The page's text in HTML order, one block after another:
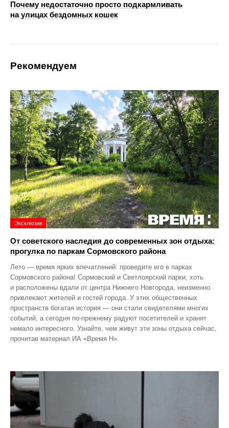
Почему недостаточно просто подкармливать
на улицах бездомных кошек
Рекомендуем
Эксклюзив
От советского наследия до современных зон отдыха:
прогулка по паркам Сормовского района
Лето — время ярких впечатлений: проведите его в парках
Сормовского района! Сормовский и Светлоярский парки, хоть
и расположены вдали от центра Нижнего Новгорода, неизменно
привлекают жителей и гостей города. У этих общественных
пространств богатая история — они стали свидетелями многих
событий, а сегодня по‑прежнему радуют посетителей и хранят
немало интересного. Узнайте, чем живут эти зоны отдыха сейчас,
прочитав материал ИА «Время Н».